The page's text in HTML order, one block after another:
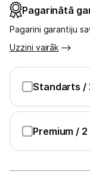
Piegāde
Tehnikas
Pagarinātā
Pagarini garantiju
Uzzini vairāk
Standarts /
Premium / 2